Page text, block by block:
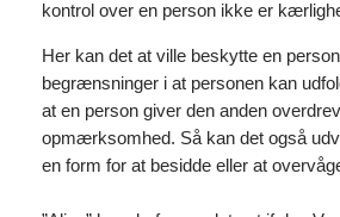
kontrol over en person ikke er
Her kan det at ville beskytte en
begrænsninger i at personen kan
at en person giver den anden
opmærksomhed. Så kan det også
en form for at besidde eller at